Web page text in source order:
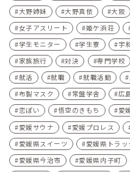
大野姉妹
大野真依 大阪
女子アスリート
姫ケ浜荘
学生モニター
学生寮 宇
家族旅行
対決 専門学校
就活
就職 就職活動
布製マスク
常盤学舎 広
恋ぽい
悟空のきもち 愛
愛媛サウナ
愛媛プロレス
愛媛県スイーツ
愛媛県トラッ
愛媛県今治市
愛媛県内子町